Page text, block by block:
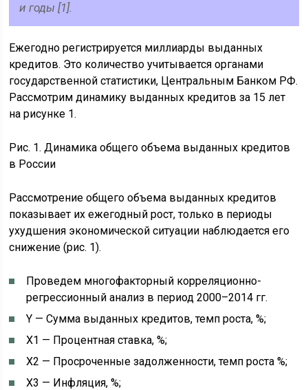
и годы [1].
Ежегодно регистрируется миллиарды выданных
кредитов. Это количество учитывается органами
государственной статистики, Центральным Банком РФ.
Рассмотрим динамику выданных кредитов за 15 лет
на рисунке 1.
Рис. 1. Динамика общего объема выданных кредитов
в России
Рассмотрение общего объема выданных кредитов
показывает их ежегодный рост, только в периоды
ухудшения экономической ситуации наблюдается его
снижение (рис. 1).
Проведем многофакторный корреляционно-
регрессионный анализ в период 2000–2014 гг.
Y — Сумма выданных кредитов, темп роста, %;
Х1 — Процентная ставка, %;
Х2 — Просроченные задолженности, темп роста %;
Х3 — Инфляция, %;